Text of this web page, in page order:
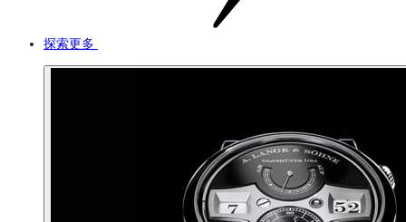
探索更多